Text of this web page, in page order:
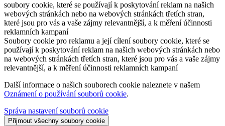
soubory cookie, které se používají k poskytování reklam na našich
webových stránkách nebo na webových stránkách třetích stran,
které jsou pro vás a vaše zájmy relevantnější, a k měření účinnosti
reklamních kampaní
Soubory cookie pro reklamu a její cílenísoubory cookie, které se
používají k poskytování reklam na našich webových stránkách nebo
na webových stránkách třetích stran, které jsou pro vás a vaše zájmy
relevantnější, a k měření účinnosti reklamních kampaní
Další informace o našich souborech cookie naleznete v našem
Oznámení o používání souborů cookie.
Správa nastavení souborů cookie
Přijmout všechny soubory cookie